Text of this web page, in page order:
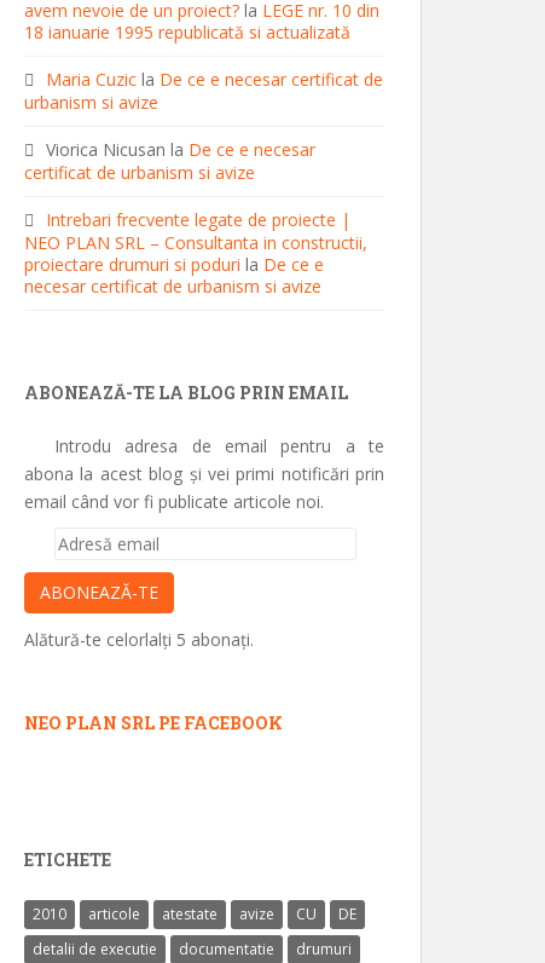
avem nevoie de un proiect? la LEGE nr. 10 din
18 ianuarie 1995 republicată si actualizată
Maria Cuzic la De ce e necesar certificat de
urbanism si avize
Viorica Nicusan la De ce e necesar
certificat de urbanism si avize
Intrebari frecvente legate de proiecte |
NEO PLAN SRL – Consultanta in constructii,
proiectare drumuri si poduri la De ce e
necesar certificat de urbanism si avize
ABONEAZĂ-TE LA BLOG PRIN EMAIL
Introdu adresa de email pentru a te
abona la acest blog și vei primi notificări prin
email când vor fi publicate articole noi.
Adresă
email
ABONEAZĂ-TE
Alătură-te celorlalți 5 abonați.
NEO PLAN SRL PE FACEBOOK
ETICHETE
2010 articole atestate avize CU
DE
detalii de executie
documentatie
drumuri